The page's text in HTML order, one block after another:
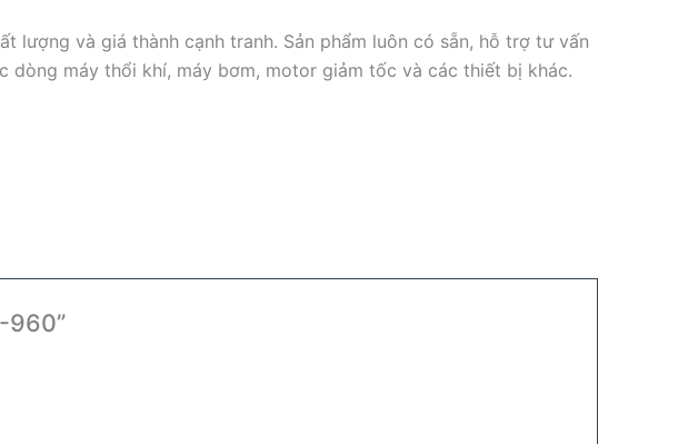
lượng và giá thành cạnh tranh. Sản phẩm luôn có sẵn, hỗ trợ tư vấn
dòng máy thổi khí, máy bơm, motor giảm tốc và các thiết bị khác.
960”